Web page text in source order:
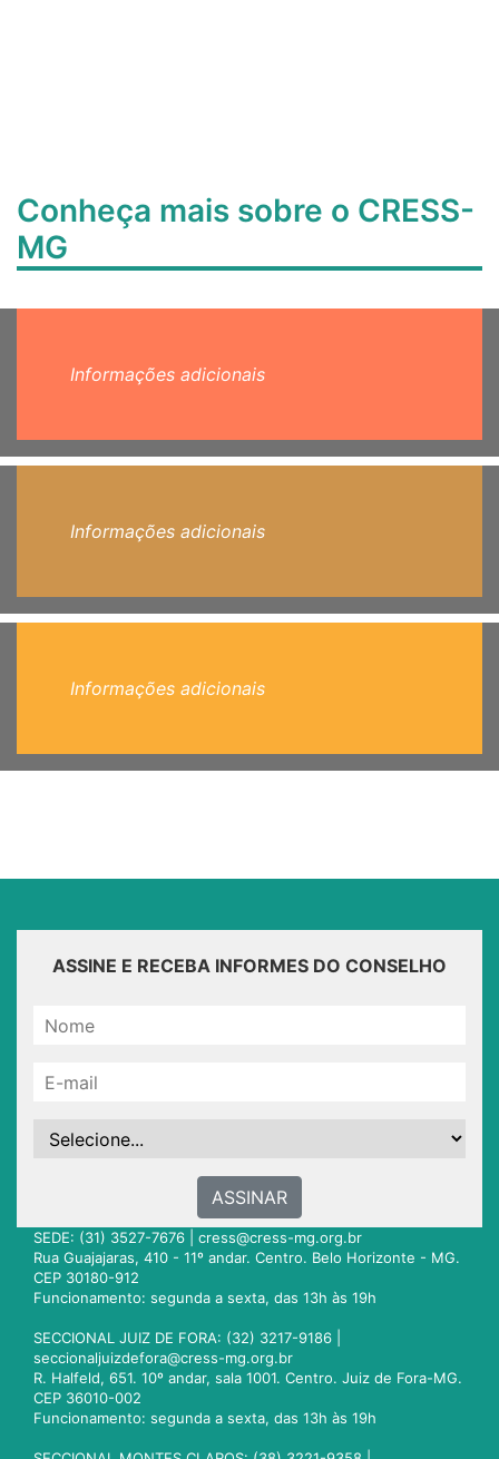
Conheça mais sobre o CRESS-
MG
Informações adicionais
Informações adicionais
Informações adicionais
ASSINE E RECEBA INFORMES DO CONSELHO
ASSINAR
SEDE: (31) 3527-7676 | cress@cress-mg.org.br
Rua Guajajaras, 410 - 11º andar. Centro. Belo Horizonte - MG.
CEP 30180-912
Funcionamento: segunda a sexta, das 13h às 19h
SECCIONAL JUIZ DE FORA: (32) 3217-9186 |
seccionaljuizdefora@cress-mg.org.br
R. Halfeld, 651. 10º andar, sala 1001. Centro. Juiz de Fora-MG.
CEP 36010-002
Funcionamento: segunda a sexta, das 13h às 19h